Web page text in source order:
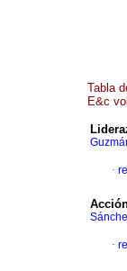
Tabla
E&c
·
·